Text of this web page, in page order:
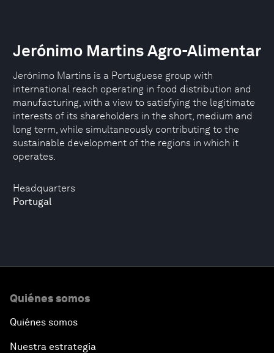
Headquarters
Portugal
Jerónimo Martins Agro-Alimentar
Jerónimo Martins is a Portuguese group with
international reach operating in food distribution and
manufacturing, with a view to satisfying the legitimate
interests of its shareholders in the short, medium and
long term, while simultaneously contributing to the
sustainable development of the regions in which it
operates.
Quiénes somos
Quiénes somos
Nuestra estrategia